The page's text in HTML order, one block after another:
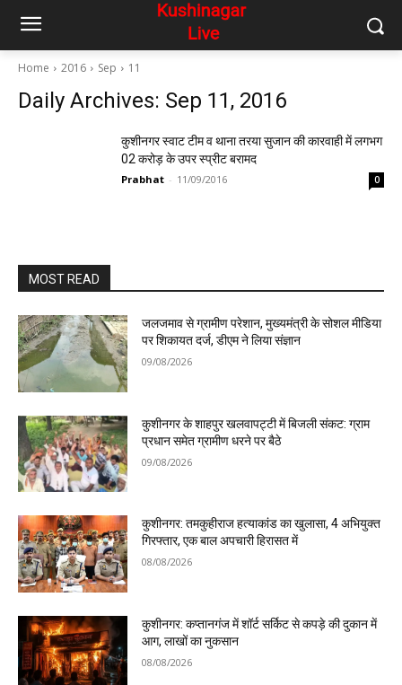
Home 2016 Sep 11
Daily Archives: Sep 11, 2016
कुशीनगर स्वाट टीम व थाना तरया सुजान की कारवाही में लगभग
02 करोड़ के उपर स्प्रीट बरामद
Prabhat - 11/09/2016 0
MOST READ
जलजमाव से ग्रामीण परेशान, मुख्यमंत्री के सोशल मीडिया
पर शिकायत दर्ज, डीएम ने लिया संज्ञान
09/08/2026
कुशीनगर के शाहपुर खलवापट्टी में बिजली संकट: ग्राम
प्रधान समेत ग्रामीण धरने पर बैठे
09/08/2026
कुशीनगर: तमकुहीराज हत्याकांड का खुलासा, 4 अभियुक्त
गिरफ्तार, एक बाल अपचारी हिरासत में
08/08/2026
कुशीनगर: कप्तानगंज में शॉर्ट सर्किट से कपड़े की दुकान में
आग, लाखों का नुकसान
08/08/2026